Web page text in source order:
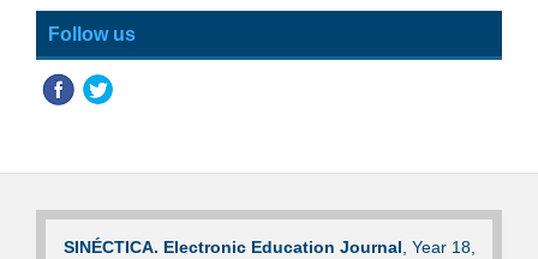
Follow us
SINÉCTICA. Electronic Education Journal, Year 18,